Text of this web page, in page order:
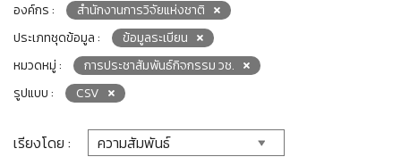
องค์กร :
สำนักงานการวิจัยแห่งชาติ
ประเภทชุดข้อมูล :
ข้อมูลระเบียน
หมวดหมู่ :
การประชาสัมพันธ์กิจกรรม วช.
รูปแบบ :
CSV
เรียงโดย :